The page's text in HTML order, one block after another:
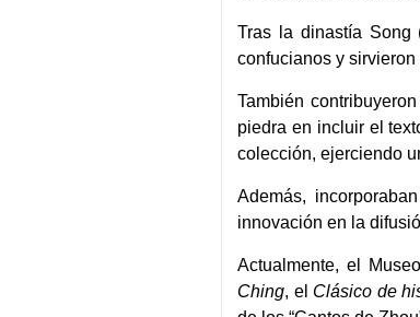
Tras la dinastía Song
confucianos y
También
piedra en incluir el
colección, ejerciendo
Además,
innovación en la
Actualmente, el
Ching, el Clásico de